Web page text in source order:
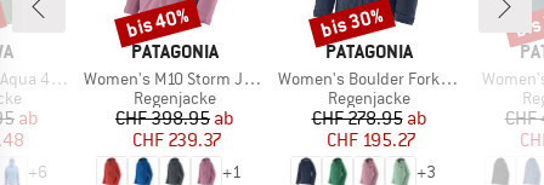
2.5L Jacket
Preis
ab
+6
MARKE
PATAGONIA
Artikel
Women's M10 Storm Jacket
Produktgruppe
Regenjacke
Preis
CHF 398.95reduzierter Preis
ab
CHF 239.37
+1
Rabatt
bis 40%
MARKE
PATAGONIA
Artikel
Women's Boulder Fork Rain Jacket
Produktgruppe
Regenjacke
Preis
CHF 278.95reduzierter Preis
ab
CHF 195.27
+3
Rabatt
bis 30%
Artikel